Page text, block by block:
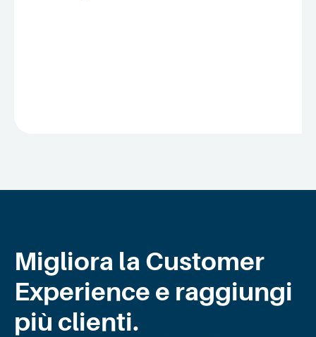
Migliora la Customer
Experience e raggiungi
più clienti.